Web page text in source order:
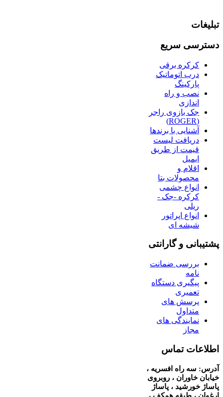
تبلیغات
دسترسی سریع
کرکره برقی
درب اتوماتیک
پارکینگ
نصب و راه
اندازی
جک بازوی راجر
(ROGER)
آشنایی با برندها
دریافت لیست
قیمت از طریق
ایمیل
اقلام و
محصولات بتا
انواع چشمی
کرکره -جک -
ریلی
انواع اپراتور
شیشه ای
پشتیبانی و گارانتی
بررسی ضمانت
نامه
پیگیری دستگاه
تعمیری
پرسش های
متداول
نمایندگی های
مجاز
اطلاعات تماس
آدرس: سه راه افسریه ،
خیابان خاوران ، روبروی
پاساژ خورشید ، پاساژ
ارغوان ، طبقه همکف ،